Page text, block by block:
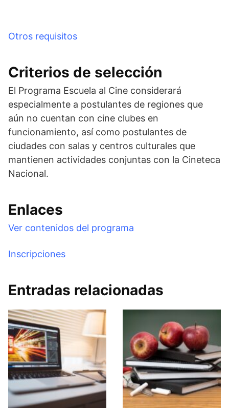
Otros requisitos
Criterios de selección
El Programa Escuela al Cine considerará
especialmente a postulantes de regiones que
aún no cuentan con cine clubes en
funcionamiento, así como postulantes de
ciudades con salas y centros culturales que
mantienen actividades conjuntas con la Cineteca
Nacional.
Enlaces
Ver contenidos del programa
Inscripciones
Entradas relacionadas